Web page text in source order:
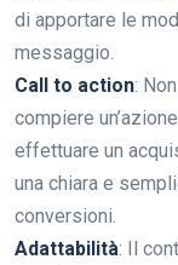
di apportare le
messaggio.
Call to action:
compiere
effettuare un
una chiara e
conversioni.
Adattabilità: Il